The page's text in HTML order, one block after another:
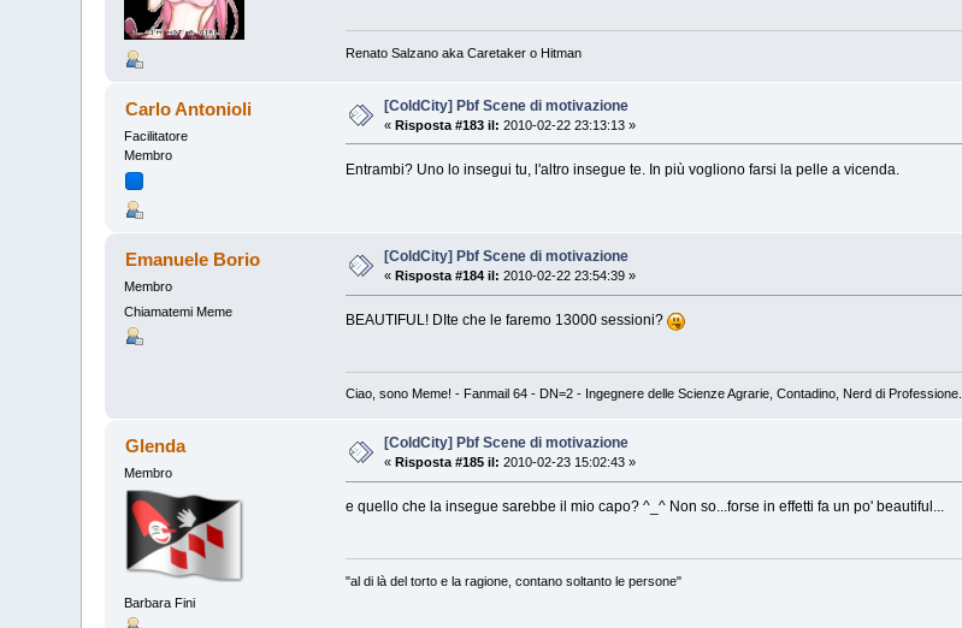
Renato Salzano aka Caretaker o Hitman
Carlo Antonioli
Facilitatore
Membro
[ColdCity] Pbf Scene di motivazione
«Risposta #183 il: 2010-02-22 23:13:13 »
Entrambi? Uno lo insegui tu, l'altro insegue te. In più vogliono farsi la pelle a vicenda.
Emanuele Borio
Membro
Chiamatemi Meme
[ColdCity] Pbf Scene di motivazione
«Risposta #184 il: 2010-02-22 23:54:39 »
BEAUTIFUL! DIte che le faremo 13000 sessioni?
Ciao, sono Meme! - Fanmail 64 - DN=2 - Ingegnere delle Scienze Agrarie, Contadino, Nerd di Professione.
Glenda
Membro
Barbara Fini
[ColdCity] Pbf Scene di motivazione
« Risposta #185 il: 2010-02-23 15:02:43 »
e quello che la insegue sarebbe il mio capo? ^_^ Non so...forse in effetti fa un po' beautiful...
"al di là del torto e la ragione, contano soltanto le persone"